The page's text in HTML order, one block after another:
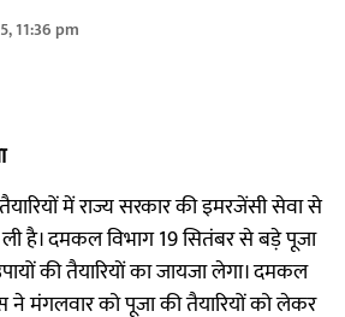
11:36 pm
में राज्य सरकार की इमरजेंसी सेवा से
है। दमकल विभाग 19 सितंबर से बड़े पूजा
की तैयारियाें का जायजा लेगा। दमकल
ने मंगलवार को पूजा की तैयारियों को लेकर